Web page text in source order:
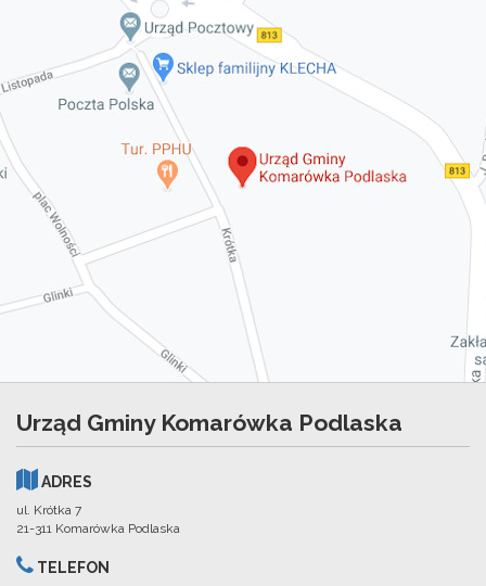
Urząd Gminy Komarówka Podlaska
ADRES
ul. Krótka 7
21-311 Komarówka Podlaska
TELEFON